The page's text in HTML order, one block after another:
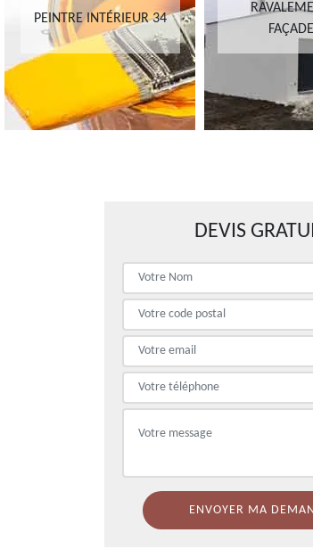
PEINTRE INTÉRIEUR 34
DEVIS